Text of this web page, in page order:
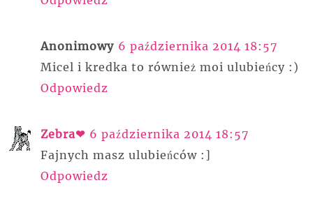
Anonimowy 6 października 2014 18:57
Micel i kredka to również moi ulubieńcy :)
Odpowiedz
Zebra❤ 6 października 2014 18:57
Fajnych masz ulubieńców :]
Odpowiedz